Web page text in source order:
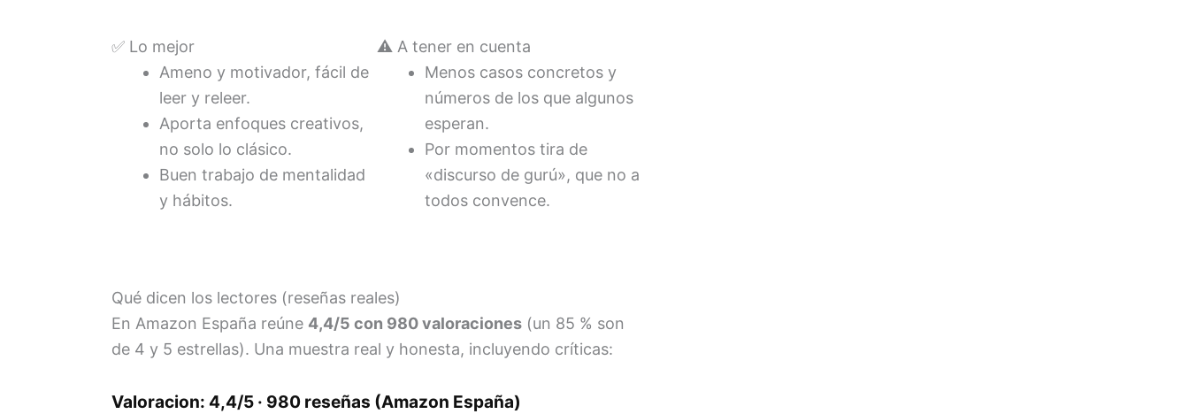
✅ Lo mejor
Ameno y motivador, fácil de
leer y releer.
Aporta enfoques creativos,
no solo lo clásico.
Buen trabajo de mentalidad
y hábitos.
⚠️ A tener en cuenta
Menos casos concretos y
números de los que algunos
esperan.
Por momentos tira de
«discurso de gurú», que no a
todos convence.
Qué dicen los lectores (reseñas reales)
En Amazon España reúne 4,4/5 con 980 valoraciones (un 85 % son
de 4 y 5 estrellas). Una muestra real y honesta, incluyendo críticas:
Valoracion: 4,4/5 · 980 reseñas (Amazon España)